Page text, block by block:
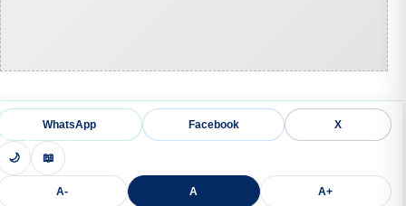
WhatsApp Facebook X
🌙 📖
A- A A+